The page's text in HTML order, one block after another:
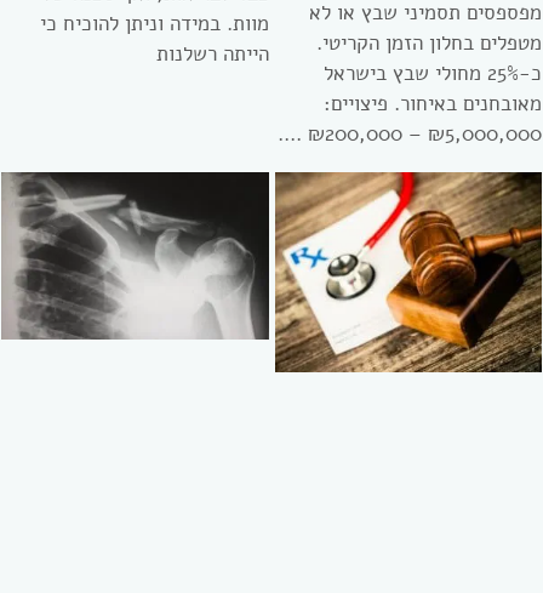
מפספסים תסמיני שבץ או לא
מטפלים בחלון הזמן הקריטי.
כ-25% מחולי שבץ בישראל
מאובחנים באיחור. פיצויים:
₪5,000,000 – ₪200,000 ….
מוות. במידה וניתן להוכיח כי
הייתה רשלנות